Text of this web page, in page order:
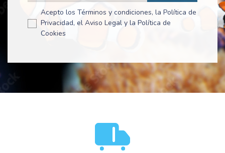
Acepto los Términos y condiciones, la Política de
Privacidad, el Aviso Legal y la Política de
Cookies